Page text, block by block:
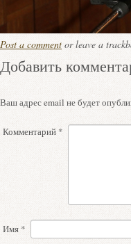
Post a comment or leave a
Добавить
Ваш адрес email не будет
Комментарий *
Имя *